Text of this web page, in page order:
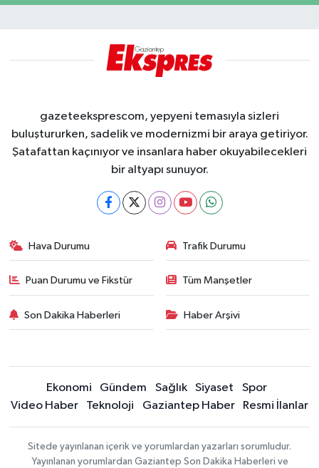
gazeteeksprescom, yepyeni temasıyla sizleri
buluştururken, sadelik ve modernizmi bir araya getiriyor.
Şatafattan kaçınıyor ve insanlara haber okuyabilecekleri
bir altyapı sunuyor.
Hava Durumu Trafik Durumu
Puan Durumu ve Fikstür Tüm Manşetler
Son Dakika Haberleri Haber Arşivi
Ekonomi Gündem Sağlık Siyaset
Spor
Video Haber
Teknoloji Gaziantep Haber Resmi İlanlar
Sitede yayınlanan içerik ve yorumlardan yazarları sorumludur.
Yayınlanan yorumlardan Gaziantep Son Dakika Haberleri ve